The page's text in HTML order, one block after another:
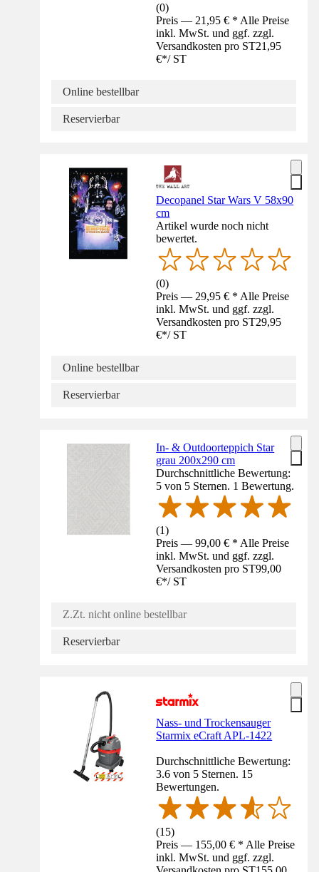
(0)
Preis — 21,95 € * Alle Preise
inkl. MwSt. und ggf. zzgl.
Versandkosten pro ST21,95
€*/ ST
Online bestellbar
Reservierbar
Decopanel Star Wars V 58x90
cm
Artikel wurde noch nicht
bewertet.
(0)
Preis — 29,95 € * Alle Preise
inkl. MwSt. und ggf. zzgl.
Versandkosten pro ST29,95
€*/ ST
Online bestellbar
Reservierbar
In- & Outdoorteppich Star
grau 200x290 cm
Durchschnittliche Bewertung:
5 von 5 Sternen. 1 Bewertung.
(1)
Preis — 99,00 € * Alle Preise
inkl. MwSt. und ggf. zzgl.
Versandkosten pro ST99,00
€*/ ST
Z.Zt. nicht online bestellbar
Reservierbar
Nass- und Trockensauger
Starmix eCraft APL-1422
Durchschnittliche Bewertung:
3.6 von 5 Sternen. 15
Bewertungen.
(15)
Preis — 155,00 € * Alle Preise
inkl. MwSt. und ggf. zzgl.